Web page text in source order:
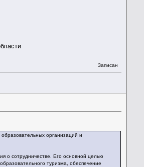
Записан
организаций и
о сотрудничестве. Его основной целью
туризма, обеспечение